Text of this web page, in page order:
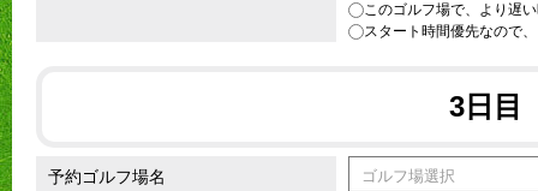
このゴルフ場で、より遅
スタート時間優先なので
3日目
予約ゴルフ場名